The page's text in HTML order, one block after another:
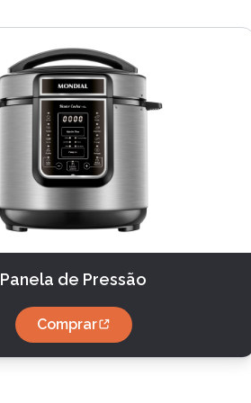
Panela de Pressão
Comprar